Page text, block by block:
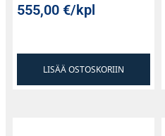
555,00€/kpl
LISÄÄ OSTOSKORIIN